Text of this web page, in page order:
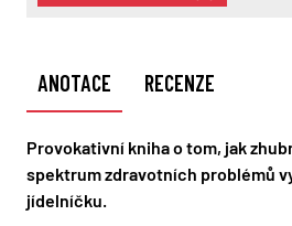
ANOTACE RECENZE
Provokativní kniha o tom, jak
spektrum zdravotních problémů
jídelníčku.